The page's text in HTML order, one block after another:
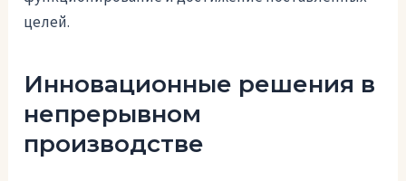
целей.
Инновационные решения в
непрерывном
производстве